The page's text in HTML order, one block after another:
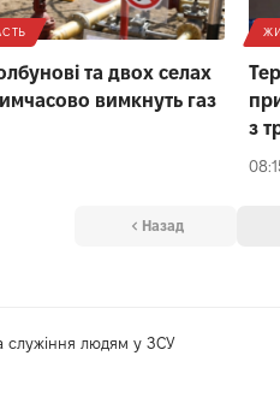
та двох селах
вимкнуть газ
з
Назад
служіння людям у ЗСУ